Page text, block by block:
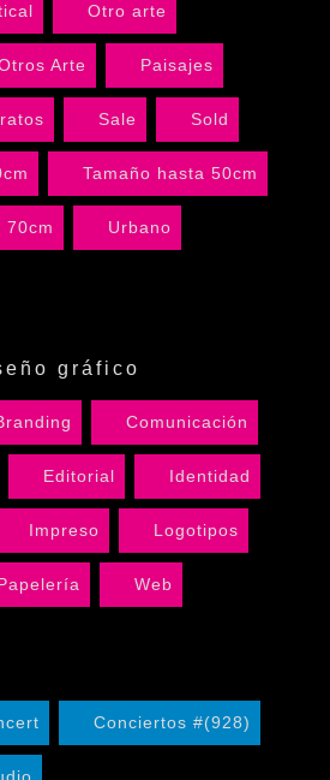
Otro arte
Arte Paisajes
Sale Sold
Tamaño hasta 50cm
70cm Urbano
gráfico
Comunicación
Editorial Identidad
Impreso Logotipos
Web
Conciertos #(928)